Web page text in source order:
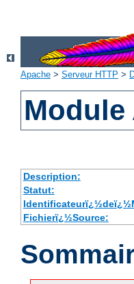
Apache > Serveur HTTP >
Module
Description:
Statut:
Fichierï¿½Source: